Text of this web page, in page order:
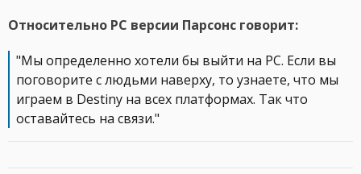
Относительно PC версии Парсонс говорит:
"Мы определенно хотели бы выйти на PC. Если вы
поговорите с людьми наверху, то узнаете, что мы
играем в Destiny на всех платформах. Так что
оставайтесь на связи."